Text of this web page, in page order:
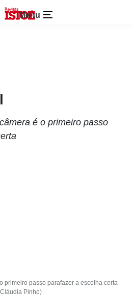
Menu
é o primeiro passo
primeiro passo parafazer a escolha certa
Pinho)